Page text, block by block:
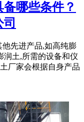
哪些条件？
他先进产品,如高纯膨
润土,所需的设备和仪
厂家会根据自身产品